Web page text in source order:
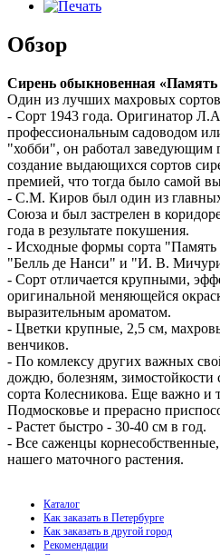
Обзор
Сирень обыкновенная
Один из лучших махровых
- Сорт 1943 года. Оригинатор
профессиональным садоводом
"хобби", он работал заведующим
создание выдающихся сортов
премией, что тогда было самой
- С.М. Киров был один из
Союза и был застрелен в
года в результате покушения.
- Исходные формы сорта
"Белль де Нанси" и "И. В.
- Сорт отличается крупными,
оригинальной меняющейся
выразительным ароматом.
- Цветки крупные, 2,5 см,
венчиков.
- По комлексу других важных
дождю, болезням, зимостойкости
сорта Колесникова. Еще важно и
Подмосковье и прерасно
- Растет быстро - 30-40 см в год.
- Все саженцы
нашего маточного растения.
Каталог
Как заказать в Петербурге
Как заказать в другой город
Рекомендации